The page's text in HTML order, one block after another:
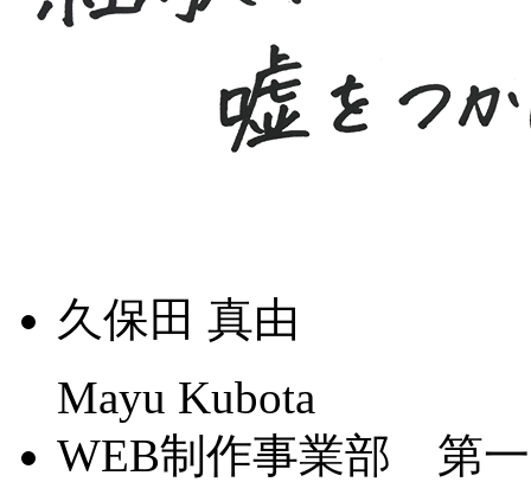
久保田 真由
Mayu Kubota
WEB制作事業部 第